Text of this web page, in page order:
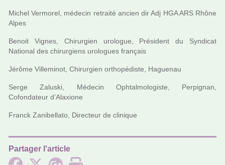
Michel Vermorel, méde­cin retraité ancien dir Adj HGA ARS Rhône
Alpes
Benoit Vignes, Chirurgien uro­lo­gue, Président du Syndicat
National des chi­rur­giens uro­lo­gues fran­çais
Jérôme Villeminot, Chirurgien ortho­pé­diste, Haguenau
Serge Zaluski, Médecin Ophtalmologiste, Perpignan,
Cofondateur d’Alaxione
Franck Zanibellato, Directeur de cli­ni­que
Partager l'article